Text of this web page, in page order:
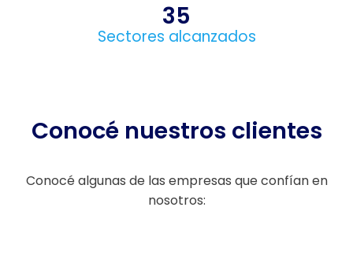
Sectores alcanzados
35
Conocé nuestros clientes
Conocé algunas de las empresas que confían en
nosotros: